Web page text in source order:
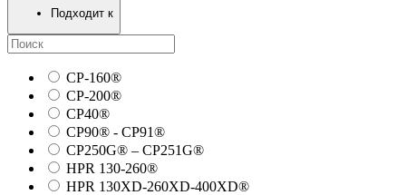
Подходит к
CP-160®
CP-200®
CP40®
CP90® - СP91®
CP250G® – CP251G®
HPR 130-260®
HPR 130XD-260XD-400XD®